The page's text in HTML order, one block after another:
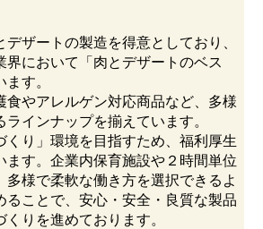
ト
ザートの製造を得意としており、
界において「肉とデザートのベス
す。
食やアレルゲン対応商品など、多様
インナップを揃えています。
くり」環境を目指すため、福利厚生
ます。企業内保育施設や２時間単位
多様で柔軟な働き方を選択できるよ
ることで、安心・安全・良質な製品
りを進めております。